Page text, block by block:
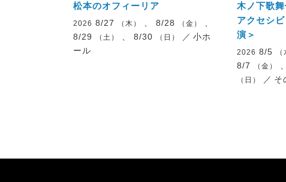
松本のオフィーリア
2026 8/27 （木） 、 8/28 （金）
8/29
（土） 、 8/30 （日） ／ 小ホ
ール
木ノ下歌舞
アクセシ
演＞
2026 8/5
8/7
（金）
（日） ／ そ